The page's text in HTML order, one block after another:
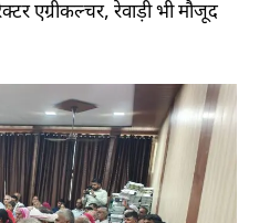
एग्रीकल्चर, रेवाड़ी भी मौजूद